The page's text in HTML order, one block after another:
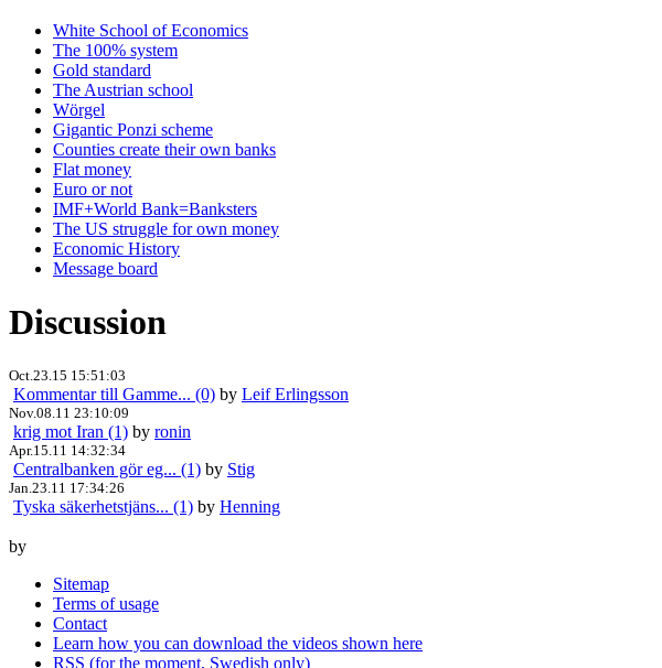
White School of Economics
The 100% system
Gold standard
The Austrian school
Wörgel
Gigantic Ponzi scheme
Counties create their own banks
Flat money
Euro or not
IMF+World Bank=Banksters
The US struggle for own money
Economic History
Message board
Discussion
Oct.23.15 15:51:03
Kommentar till Gamme... (0) by Leif Erlingsson
Nov.08.11 23:10:09
krig mot Iran (1) by ronin
Apr.15.11 14:32:34
Centralbanken gör eg... (1) by Stig
Jan.23.11 17:34:26
Tyska säkerhetstjäns... (1) by Henning
by
Sitemap
Terms of usage
Contact
Learn how you can download the videos shown here
RSS (for the moment, Swedish only)